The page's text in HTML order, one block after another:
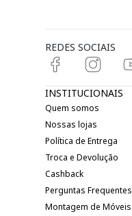
REDES SOCIAIS
INSTITUCIONAIS
Quem somos
Nossas lojas
Política de Entrega
Troca e Devolução
Cashback
Perguntas Frequentes
Montagem de Móveis